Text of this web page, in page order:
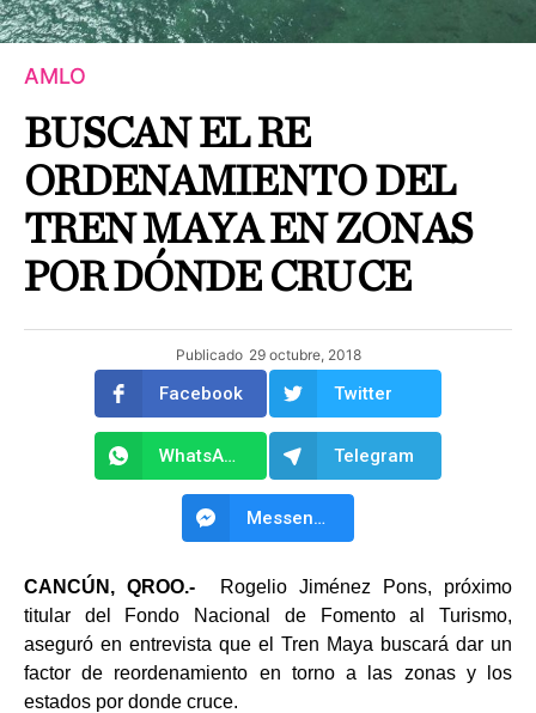
AMLO
BUSCAN EL RE
ORDENAMIENTO DEL
TREN MAYA EN ZONAS
POR DÓNDE CRUCE
Publicado 29 octubre, 2018
Facebook Twitter
WhatsApp Telegram
Messenger
CANCÚN, QROO.-
Rogelio Jiménez Pons, próximo
titular del Fondo Nacional de Fomento al Turismo,
aseguró en entrevista que el Tren Maya buscará dar un
factor de reordenamiento en torno a las zonas y los
estados por donde cruce.